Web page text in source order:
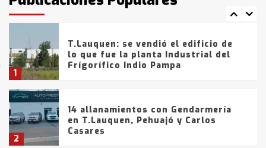
tarde del sábado
1
T.Lauquen: se vendió el edificio de
lo que fue la planta Industrial del
Frígorífico Indio Pampa
2
14 allanamientos con Gendarmería
en T.Lauquen, Pehuajó y Carlos
Casares